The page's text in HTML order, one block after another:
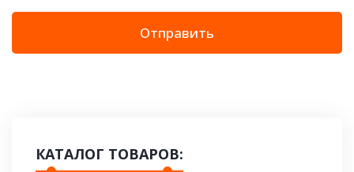
Отправить
КАТАЛОГ ТОВАРОВ: